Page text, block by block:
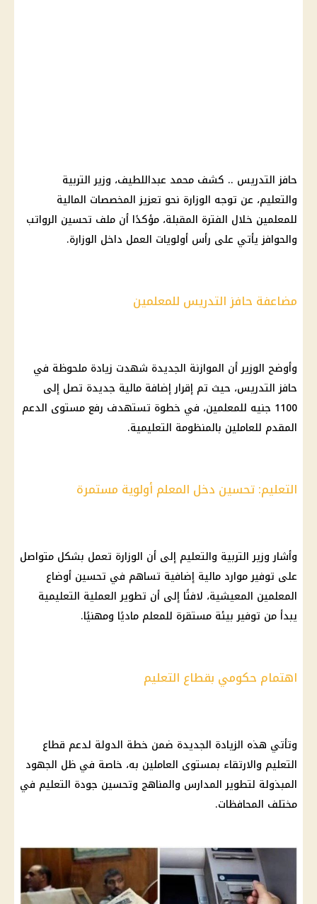
حافز التدريس .. كشف محمد عبداللطيف، وزير التربية
والتعليم، عن توجه الوزارة نحو تعزيز المخصصات المالية
للمعلمين خلال الفترة المقبلة، مؤكدًا أن ملف تحسين الرواتب
والحوافز يأتي على رأس أولويات العمل داخل الوزارة.
مضاعفة حافز التدريس للمعلمين
وأوضح الوزير أن الموازنة الجديدة شهدت زيادة ملحوظة في
حافز التدريس، حيث تم إقرار إضافة مالية جديدة تصل إلى
1100 جنيه للمعلمين، في خطوة تستهدف رفع مستوى الدعم
المقدم للعاملين بالمنظومة التعليمية.
التعليم: تحسين دخل المعلم أولوية مستمرة
وأشار وزير التربية والتعليم إلى أن الوزارة تعمل بشكل متواصل
على توفيرموارد مالية إضافية تساهم في تحسين أوضاع
المعلمين المعيشية، لافتًا إلى أن تطوير العملية التعليمية
يبدأ من توفيربيئة مستقرة للمعلم ماديًا ومهنيًا.
اهتمام حكومي بقطاع التعليم
وتأتي هذه الزيادة الجديدة ضمن خطة الدولة لدعم قطاع
التعليم والارتقاء بمستوى العاملين به، خاصة في ظل الجهود
المبذولة لتطوير المدارس والمناهج وتحسين جودة التعليم في
مختلف المحافظات.